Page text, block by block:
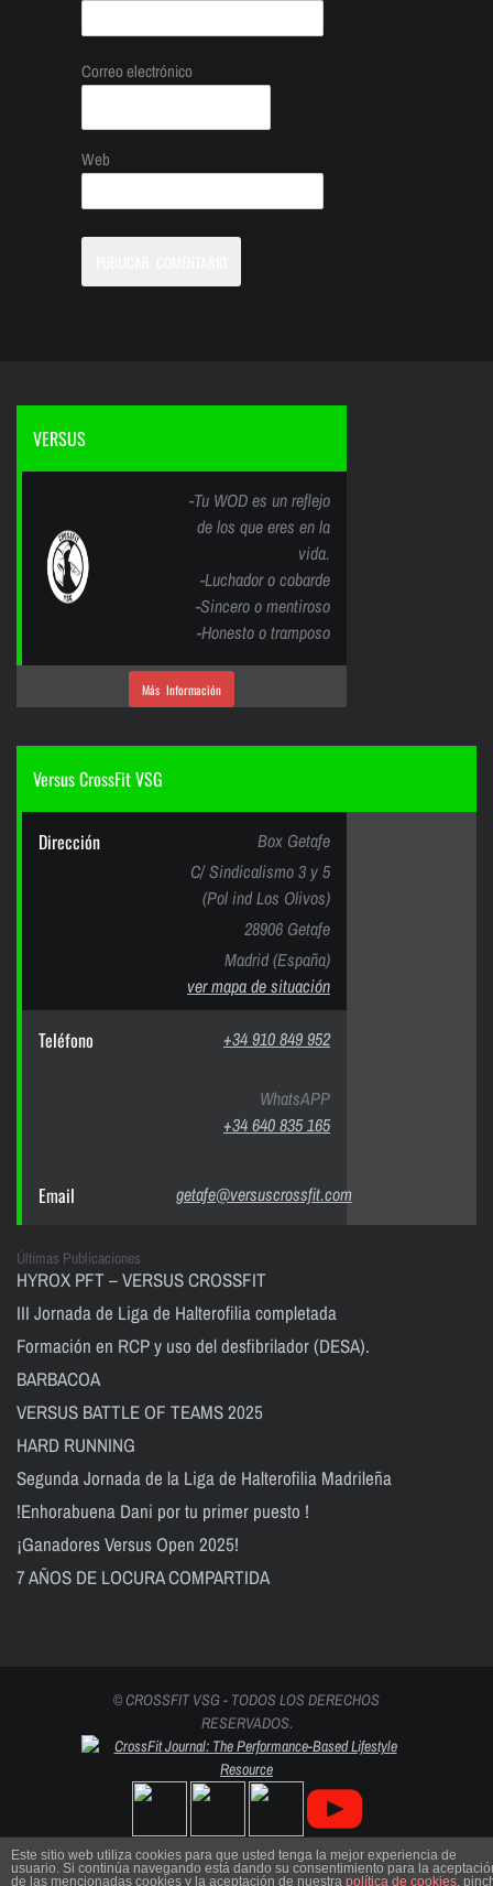
Correo electrónico
Web
VERSUS
-Tu WOD es un reflejo
de los que eres en la
vida.
-Luchador o cobarde
-Sincero o mentiroso
-Honesto o tramposo
Más Información
Versus CrossFit VSG
Dirección
Box Getafe
C/ Sindicalismo 3 y 5
(Pol ind Los Olivos)
28906 Getafe
Madrid (España)
ver mapa de situación
Teléfono +34 910 849 952
WhatsAPP
+34 640 835 165
Email getafe@versuscrossfit.com
Últimas Publicaciones
HYROX PFT – VERSUS CROSSFIT
III Jornada de Liga de Halterofilia completada
Formación en RCP y uso del desfibrilador (DESA).
BARBACOA
VERSUS BATTLE OF TEAMS 2025
HARD RUNNING
Segunda Jornada de la Liga de Halterofilia Madrileña
!Enhorabuena Dani por tu primer puesto !
¡Ganadores Versus Open 2025!
7 AÑOS DE LOCURA COMPARTIDA
© CROSSFIT VSG - TODOS LOS DERECHOS
RESERVADOS.
Este sitio web utiliza cookies para que usted tenga la mejor experiencia de
usuario. Si continúa navegando está dando su consentimiento para la
de las mencionadas cookies y la aceptación de nuestra política de cookies,